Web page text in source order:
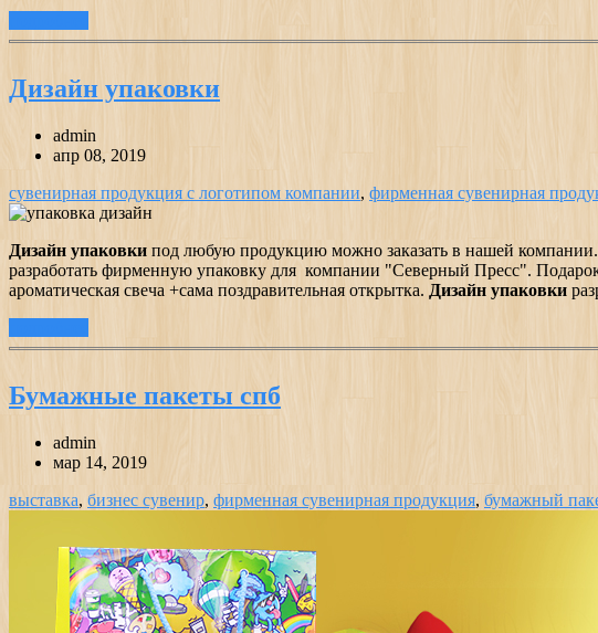
Дизайн упаковки
admin
апр 08, 2019
сувенирная продукция с логотипом компании, фирменная сувенирная
Дизайн упаковки под любую продукцию можно заказать в нашей
разработать фирменную упаковку для компании "Северный Пресс".
ароматическая свеча +сама поздравительная открытка. Дизайн упаковки
Бумажные пакеты спб
admin
мар 14, 2019
выставка, бизнес сувенир, фирменная сувенирная продукция, бумажный